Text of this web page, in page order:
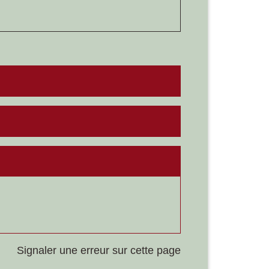
Signaler une erreur sur cette page